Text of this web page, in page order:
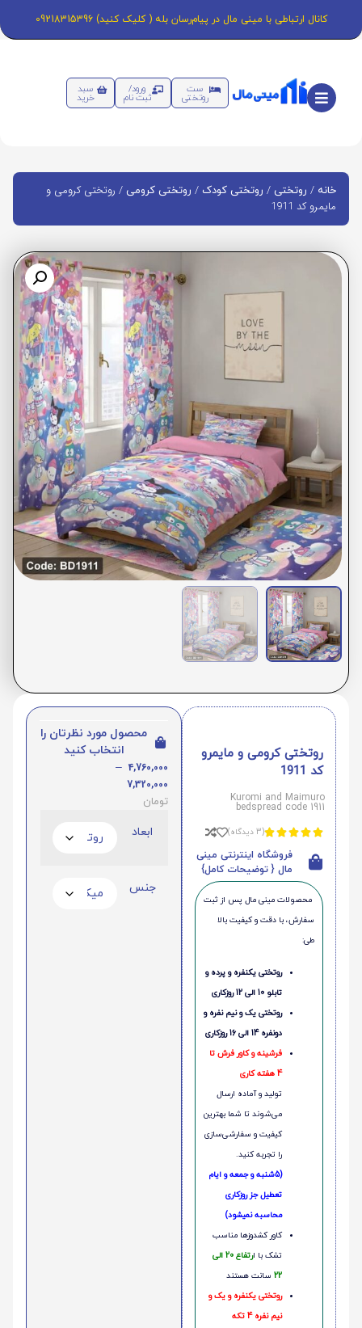
کانال ارتباطی با مینی مال در پیام‌رسان بله ( کلیک کنید) 09218315396
ست
روتختی
ورود/
ثبت نام
سبد
خرید
خانه / روتختی / روتختی کودک / روتختی کرومی / روتختی کرومی و
مایمرو کد 1911
روتختی کرومی و مایمرو
کد 1911
Kuromi and Maimuro
bedspread code 1911




(3 دیدگاه)
فروشگاه اینترنتی مینی
مال { توضیحات کامل}
محصولات مینی‌ مال پس از ثبت
سفارش، با دقت و کیفیت بالا
طی:
روتختی یکنفره و پرده و
تابلو 10 الی 12 روزکاری
روتختی یک و نیم نفره و
دونفره 14 الی 16 روزکاری
فرشینه و کاور فرش تا
4 هفته کاری
تولید و آماده ارسال
می‌شوند تا شما بهترین
کیفیت و سفارشی‌سازی
را تجربه کنید.
(5شنبه و جمعه و ایام
تعطیل جز روزکاری
محاسبه نمیشود)
کاور کشدوزها مناسب
تشک با ا
رتفاع 20 الی
22 سانت هستند
روتختی یکنفره و یک و
نیم نفره 4 تکه
محصول مورد نظرتان را
انتخاب کنید
4,760,000
–
7,320,000
تومان
ابعاد
جنس